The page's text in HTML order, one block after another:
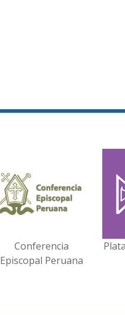
Conferencia
Episcopal Peruana